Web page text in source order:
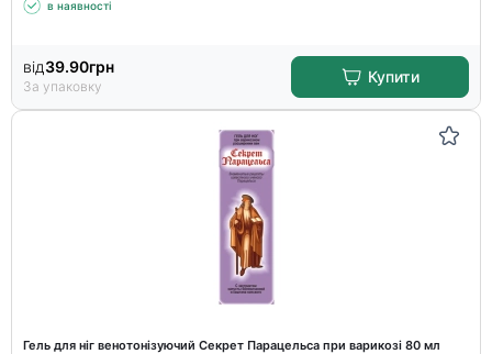
в наявності
від39.90грн
За упаковку
Купити
Гель для ніг венотонізуючий Секрет Парацельса при варикозі 80 мл